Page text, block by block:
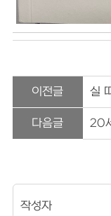
이전글 실
다음글 20
작성자